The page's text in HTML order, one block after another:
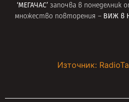
‘МЕГАЧАС’ започва в понеделник
множество повторения – ВИЖ в
Източник: